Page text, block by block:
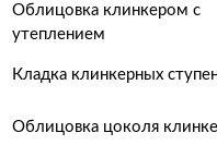
Облицовка клинкером с
утеплением
Кладка клинкерных
Облицовка цоколя